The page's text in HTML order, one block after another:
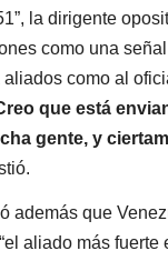
la dirigente
como una
como al
que está
gente, y
además que
aliado más fuerte